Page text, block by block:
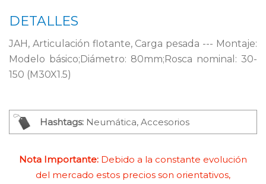
DETALLES
JAH, Articulación flotante, Carga pesada --- Montaje:
Modelo básico;Diámetro: 80mm;Rosca nominal: 30-
150 (M30X1.5)
Hashtags: Neumática, Accesorios
Nota Importante: Debido a la constante evolución
del mercado estos precios son orientativos,